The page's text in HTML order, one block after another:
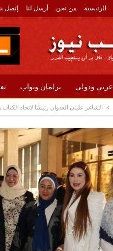
الرئيسية من نحن أرسل لنا إتصل
عربي ودولي برلمان ونواب
الشاعر عليان العدوان رئيسًا لاتحاد الكتاب